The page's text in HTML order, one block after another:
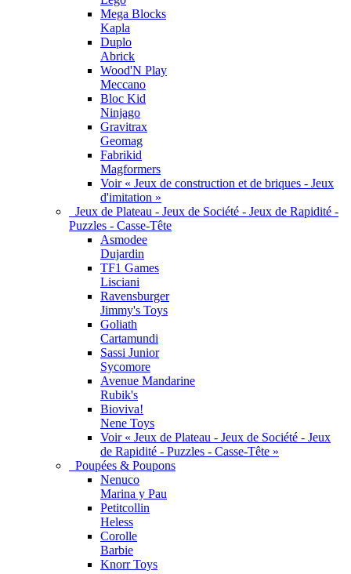
Mega Blocks
Kapla
Duplo
Abrick
Wood'N Play
Meccano
Bloc Kid
Ninjago
Gravitrax
Geomag
Fabrikid
Magformers
Voir « Jeux de construction et de briques - Jeux
d'imitation »
Jeux de Plateau - Jeux de Société - Jeux de Rapidité -
Puzzles - Casse-Tête
Asmodee
Dujardin
TF1 Games
Lisciani
Ravensburger
Jimmy's Toys
Goliath
Cartamundi
Sassi Junior
Sycomore
Avenue Mandarine
Rubik's
Bioviva!
Nene Toys
Voir « Jeux de Plateau - Jeux de Société - Jeux
de Rapidité - Puzzles - Casse-Tête »
Poupées & Poupons
Nenuco
Marina y Pau
Petitcollin
Heless
Corolle
Barbie
Knorr Toys